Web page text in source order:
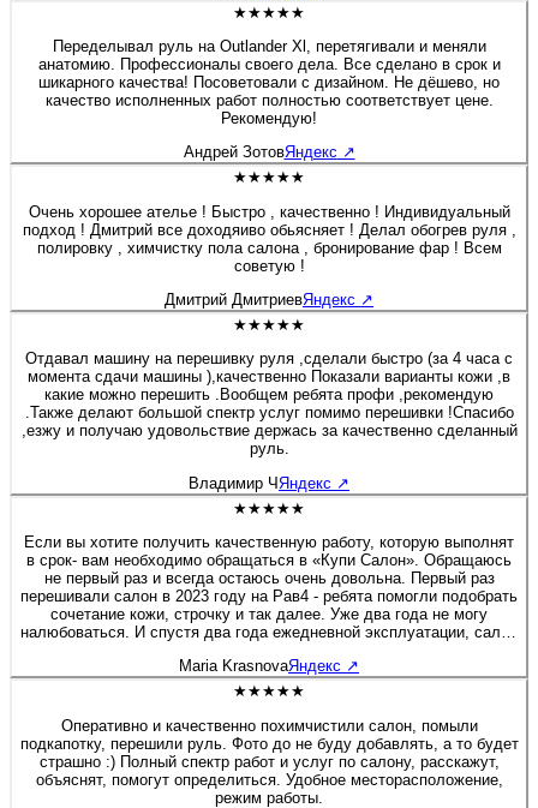
★★★★★
Переделывал руль на Outlander Xl, перетягивали и меняли
анатомию. Профессионалы своего дела. Все сделано в срок и
шикарного качества! Посоветовали с дизайном. Не дёшево, но
качество исполненных работ полностью соответствует цене.
Рекомендую!
Андрей ЗотовЯндекс ↗
★★★★★
Очень хорошее ателье ! Быстро , качественно ! Индивидуальный
подход ! Дмитрий все доходяиво обьясняет ! Делал обогрев руля ,
полировку , химчистку пола салона , бронирование фар ! Всем
советую !
Дмитрий ДмитриевЯндекс ↗
★★★★★
Отдавал машину на перешивку руля ,сделали быстро (за 4 часа с
момента сдачи машины ),качественно Показали варианты кожи ,в
какие можно перешить .Вообщем ребята профи ,рекомендую
.Также делают большой спектр услуг помимо перешивки !Спасибо
,езжу и получаю удовольствие держась за качественно сделанный
руль.
Владимир ЧЯндекс ↗
★★★★★
Если вы хотите получить качественную работу, которую выполнят
в срок- вам необходимо обращаться в «Купи Салон». Обращаюсь
не первый раз и всегда остаюсь очень довольна. Первый раз
перешивали салон в 2023 году на Рав4 - ребята помогли подобрать
сочетание кожи, строчку и так далее. Уже два года не могу
налюбоваться. И спустя два года ежедневной эксплуатации, салон
на Солярисе. Здесь работают профессионалы своего дела!
Maria KrasnovaЯндекс ↗
★★★★★
Оперативно и качественно похимчистили салон, помыли
подкапотку, перешили руль. Фото до не буду добавлять, а то будет
страшно :) Полный спектр работ и услуг по салону, расскажут,
объяснят, помогут определиться. Удобное месторасположение,
режим работы.